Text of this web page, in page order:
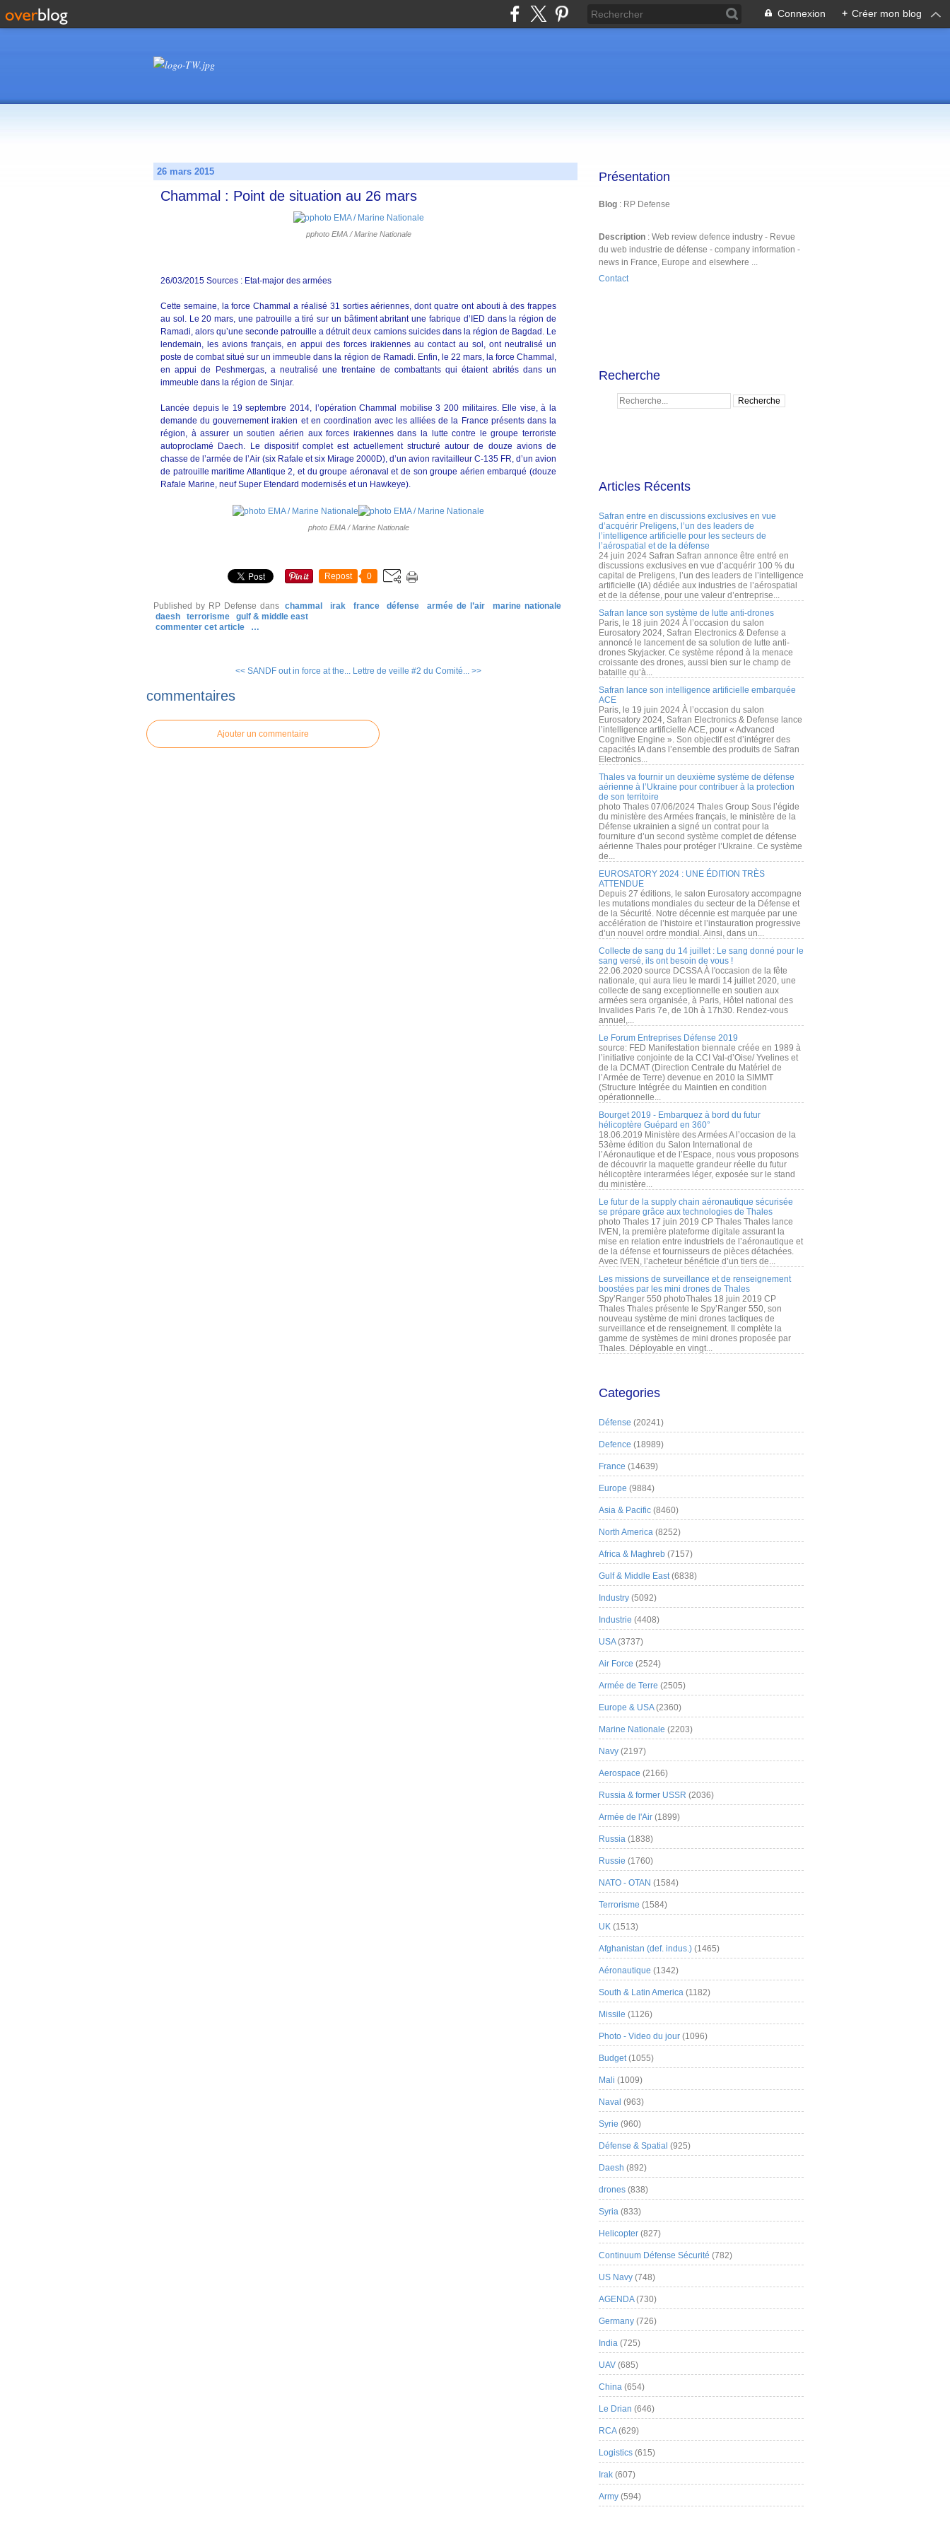
Connexion + Créer mon blog
26 mars 2015
Chammal : Point de situation au 26 mars
pphoto EMA / Marine Nationale
26/03/2015 Sources : Etat-major des armées
Cette semaine, la force Chammal a réalisé 31 sorties aériennes, dont quatre ont abouti à des frappes
au sol. Le 20 mars, une patrouille a tiré sur un bâtiment abritant une fabrique d’IED dans la région de
Ramadi, alors qu’une seconde patrouille a détruit deux camions suicides dans la région de Bagdad. Le
lendemain, les avions français, en appui des forces irakiennes au contact au sol, ont neutralisé un
poste de combat situé sur un immeuble dans la région de Ramadi. Enfin, le 22 mars, la force Chammal,
en appui de Peshmergas, a neutralisé une trentaine de combattants qui étaient abrités dans un
immeuble dans la région de Sinjar.
Lancée depuis le 19 septembre 2014, l’opération Chammal mobilise 3 200 militaires. Elle vise, à la
demande du gouvernement irakien et en coordination avec les alliées de la France présents dans la
région, à assurer un soutien aérien aux forces irakiennes dans la lutte contre le groupe terroriste
autoproclamé Daech. Le dispositif complet est actuellement structuré autour de douze avions de
chasse de l’armée de l’Air (six Rafale et six Mirage 2000D), d’un avion ravitailleur C-135 FR, d’un avion
de patrouille maritime Atlantique 2, et du groupe aéronaval et de son groupe aérien embarqué (douze
Rafale Marine, neuf Super Etendard modernisés et un Hawkeye).
photo EMA / Marine Nationale
Repost 0
Published by RP Defense dans chammal irak france défense armée de l’air
marine nationale
daesh
terrorisme
gulf & middle east
commenter cet article
…
<< SANDF out in force at the... Lettre de veille #2 du Comité... >>
commentaires
Ajouter un commentaire
Présentation
Blog : RP Defense
Description : Web review defence industry - Revue
du web industrie de défense - company information -
news in France, Europe and elsewhere ...
Contact
Recherche
Articles Récents
Safran entre en discussions exclusives en vue
d’acquérir Preligens, l’un des leaders de
l’intelligence artificielle pour les secteurs de
l’aérospatial et de la défense
24 juin 2024 Safran Safran annonce être entré en
discussions exclusives en vue d’acquérir 100 % du
capital de Preligens, l’un des leaders de l’intelligence
artificielle (IA) dédiée aux industries de l’aérospatial
et de la défense, pour une valeur d’entreprise...
Safran lance son système de lutte anti-drones
Paris, le 18 juin 2024 À l’occasion du salon
Eurosatory 2024, Safran Electronics & Defense a
annoncé le lancement de sa solution de lutte anti-
drones Skyjacker. Ce système répond à la menace
croissante des drones, aussi bien sur le champ de
bataille qu’à...
Safran lance son intelligence artificielle embarquée
ACE
Paris, le 19 juin 2024 À l’occasion du salon
Eurosatory 2024, Safran Electronics & Defense lance
l’intelligence artificielle ACE, pour « Advanced
Cognitive Engine ». Son objectif est d’intégrer des
capacités IA dans l’ensemble des produits de Safran
Electronics...
Thales va fournir un deuxième système de défense
aérienne à l’Ukraine pour contribuer à la protection
de son territoire
photo Thales 07/06/2024 Thales Group Sous l’égide
du ministère des Armées français, le ministère de la
Défense ukrainien a signé un contrat pour la
fourniture d’un second système complet de défense
aérienne Thales pour protéger l’Ukraine. Ce système
de...
EUROSATORY 2024 : UNE ÉDITION TRÈS
ATTENDUE
Depuis 27 éditions, le salon Eurosatory accompagne
les mutations mondiales du secteur de la Défense et
de la Sécurité. Notre décennie est marquée par une
accélération de l’histoire et l’instauration progressive
d’un nouvel ordre mondial. Ainsi, dans un...
Collecte de sang du 14 juillet : Le sang donné pour le
sang versé, ils ont besoin de vous !
22.06.2020 source DCSSA À l'occasion de la fête
nationale, qui aura lieu le mardi 14 juillet 2020, une
collecte de sang exceptionnelle en soutien aux
armées sera organisée, à Paris, Hôtel national des
Invalides Paris 7e, de 10h à 17h30. Rendez-vous
annuel,...
Le Forum Entreprises Défense 2019
source: FED Manifestation biennale créée en 1989 à
l’initiative conjointe de la CCI Val-d’Oise/ Yvelines et
de la DCMAT (Direction Centrale du Matériel de
l’Armée de Terre) devenue en 2010 la SIMMT
(Structure Intégrée du Maintien en condition
opérationnelle...
Bourget 2019 - Embarquez à bord du futur
hélicoptère Guépard en 360°
18.06.2019 Ministère des Armées A l’occasion de la
53ème édition du Salon International de
l’Aéronautique et de l’Espace, nous vous proposons
de découvrir la maquette grandeur réelle du futur
hélicoptère interarmées léger, exposée sur le stand
du ministère...
Le futur de la supply chain aéronautique sécurisée
se prépare grâce aux technologies de Thales
photo Thales 17 juin 2019 CP Thales Thales lance
IVEN, la première plateforme digitale assurant la
mise en relation entre industriels de l’aéronautique et
de la défense et fournisseurs de pièces détachées.
Avec IVEN, l’acheteur bénéficie d’un tiers de...
Les missions de surveillance et de renseignement
boostées par les mini drones de Thales
Spy’Ranger 550 photoThales 18 juin 2019 CP
Thales Thales présente le Spy’Ranger 550, son
nouveau système de mini drones tactiques de
surveillance et de renseignement. Il complète la
gamme de systèmes de mini drones proposée par
Thales. Déployable en vingt...
Categories
Défense (20241)
Defence (18989)
France (14639)
Europe (9884)
Asia & Pacific (8460)
North America (8252)
Africa & Maghreb (7157)
Gulf & Middle East(6838)
Industry (5092)
Industrie (4408)
USA(3737)
Air Force (2524)
Armée de Terre (2505)
Europe & USA(2360)
Marine Nationale (2203)
Navy (2197)
Aerospace (2166)
Russia & former USSR (2036)
Armée de l'Air (1899)
Russia (1838)
Russie (1760)
NATO - OTAN (1584)
Terrorisme (1584)
UK (1513)
Afghanistan (def. indus.) (1465)
Aéronautique (1342)
South & Latin America (1182)
Missile (1126)
Photo - Video du jour (1096)
Budget(1055)
Mali (1009)
Naval (963)
Syrie (960)
Défense & Spatial (925)
Daesh (892)
drones (838)
Syria (833)
Helicopter (827)
Continuum Défense Sécurité (782)
US Navy (748)
AGENDA(730)
Germany (726)
India (725)
UAV (685)
China (654)
Le Drian (646)
RCA(629)
Logistics (615)
Irak (607)
Army (594)